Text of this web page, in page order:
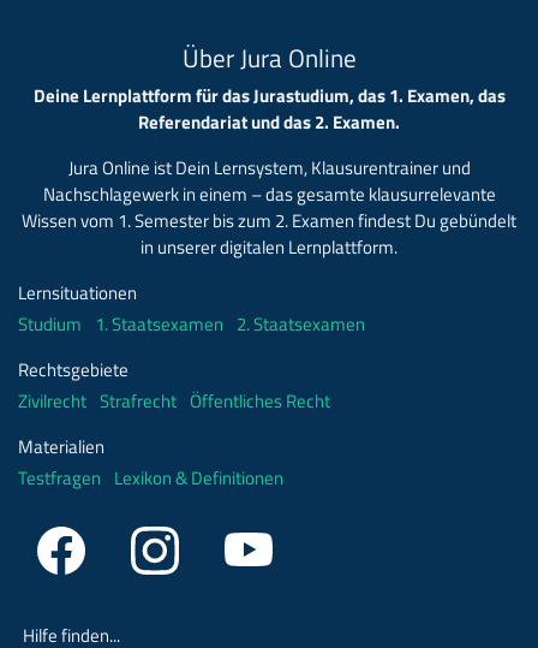
Über Jura Online
Deine Lernplattform für das Jurastudium, das 1. Examen, das
Referendariat und das 2. Examen.
Jura Online ist Dein Lernsystem, Klausurentrainer und
Nachschlagewerk in einem – das gesamte klausurrelevante
Wissen vom 1. Semester bis zum 2. Examen findest Du gebündelt
in unserer digitalen Lernplattform.
Lernsituationen
Studium 1. Staatsexamen 2. Staatsexamen
Rechtsgebiete
Zivilrecht Strafrecht Öffentliches Recht
Materialien
Testfragen Lexikon & Definitionen
Hilfe finden...